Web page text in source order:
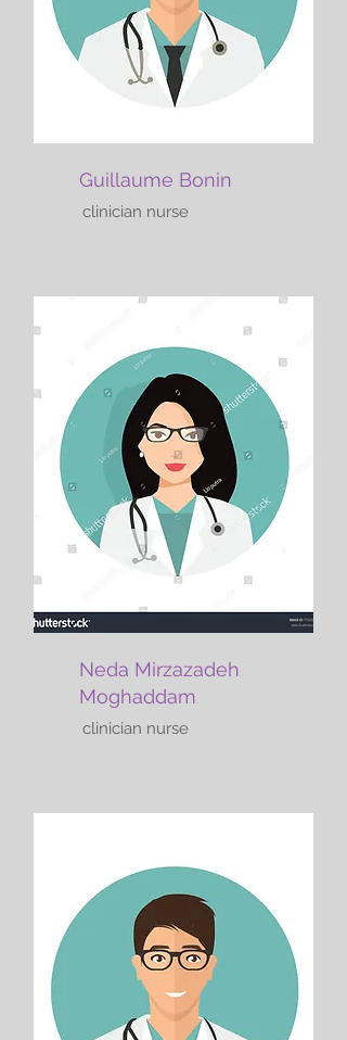
Guillaume Bonin
clinician nurse
Neda Mirzazadeh
Moghaddam
clinician nurse